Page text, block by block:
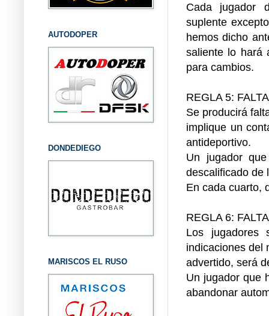
Cada jugador
suplente
hemos dicho
saliente lo hará
para cambios.
REGLA 5:
Se producirá
implique un
antideportivo.
Un jugador
descalificado de
En cada cuarto,
REGLA 6:
Los jugadores
indicaciones del
advertido, será
Un jugador que
abandonar
AUTODOPER
DONDEDIEGO
MARISCOS EL RUSO